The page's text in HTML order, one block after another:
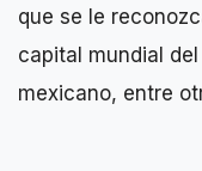
que se le
capital mundial
mexicano, entre